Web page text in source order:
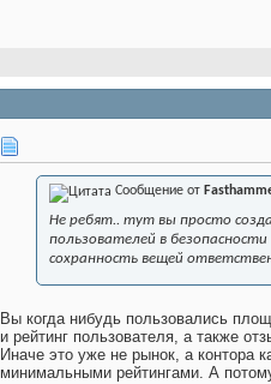
Сообщение от
Не ребят.. тут вы просто
пользователей в
сохранность вещей
Вы когда нибудь пользовались
и рейтинг пользователя, а также
Иначе это уже не рынок, а контора
минимальными рейтингами. А